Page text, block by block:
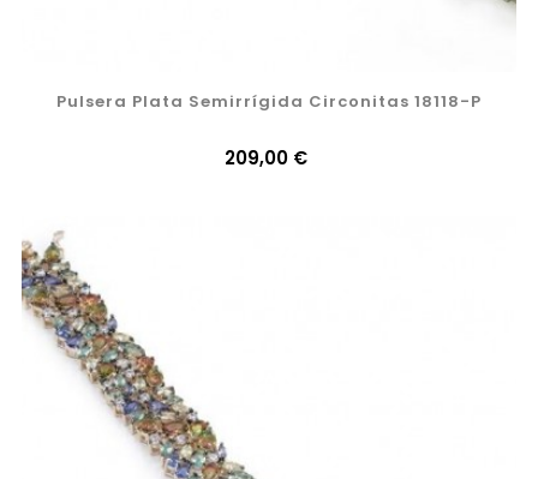
Pulsera Plata Semirrígida Circonitas 18118-P
Precio
209,00 €